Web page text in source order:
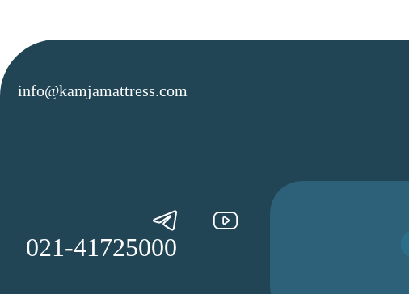
info@kamjamattress.com
021-41725000